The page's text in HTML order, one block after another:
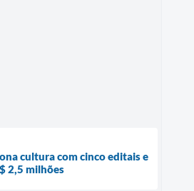
cultura com cinco editais e
2,5 milhões